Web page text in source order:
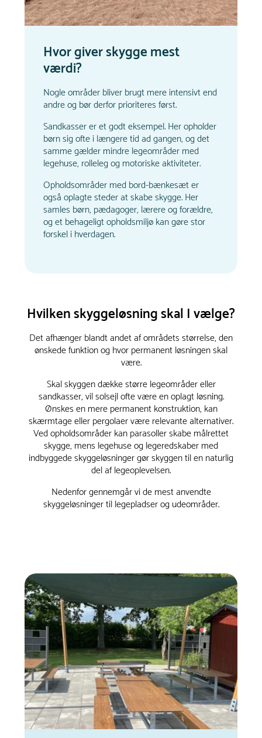
Hvor giver skygge mest
værdi?
Nogle områder bliver brugt mere intensivt end
andre og bør derfor prioriteres først.
Sandkasser er et godt eksempel. Her opholder
børn sig ofte i længere tid ad gangen, og det
samme gælder mindre legeområder med
legehuse, rolleleg og motoriske aktiviteter.
Opholdsområder med bord-bænkesæt er
også oplagte steder at skabe skygge. Her
samles børn, pædagoger, lærere og forældre,
og et behageligt opholdsmiljø kan gøre stor
forskel i hverdagen.
Hvilken skyggeløsning skal I vælge?
Det afhænger blandt andet af områdets størrelse, den
ønskede funktion og hvor permanent løsningen skal
være.
Skal skyggen dække større legeområder eller
sandkasser, vil solsejl ofte være en oplagt løsning.
Ønskes en mere permanent konstruktion, kan
skærmtage eller pergolaer være relevante alternativer.
Ved opholdsområder kan parasoller skabe målrettet
skygge, mens legehuse og legeredskaber med
indbyggede skyggeløsninger gør skyggen til en naturlig
del af legeoplevelsen.
Nedenfor gennemgår vi de mest anvendte
skyggeløsninger til legepladser og udeområder.